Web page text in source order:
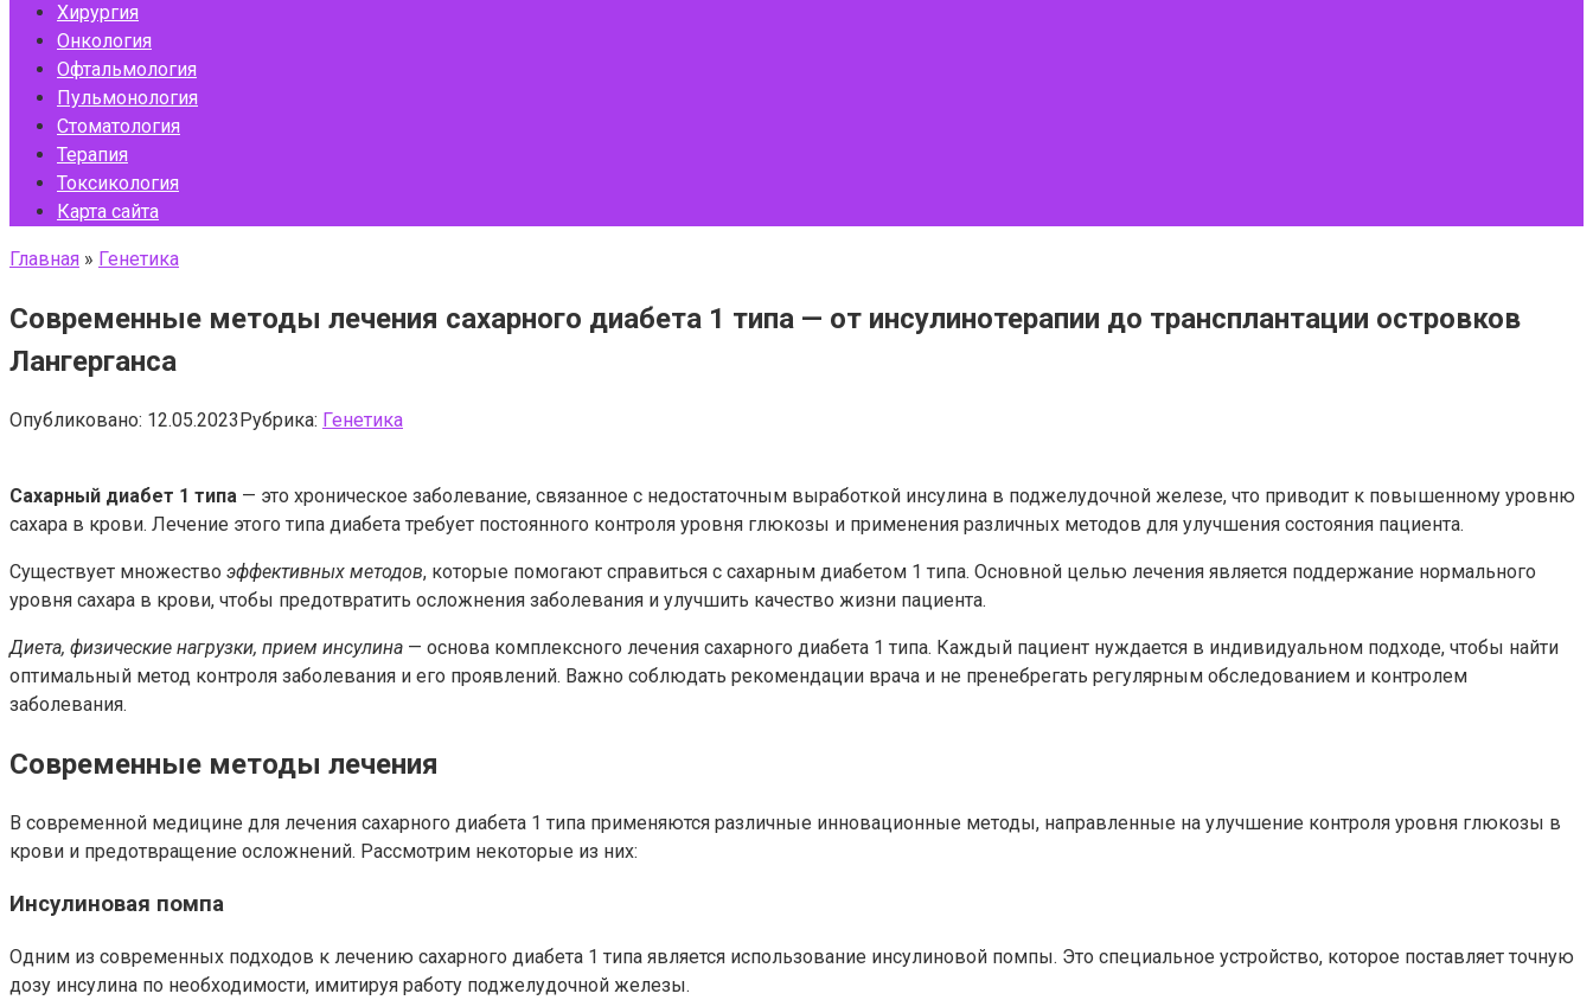
Хирургия
Онкология
Офтальмология
Пульмонология
Стоматология
Терапия
Токсикология
Карта сайта
Главная » Генетика
Современные методы лечения сахарного диабета 1 типа — от инсулинотерапии до трансплантации островков
Лангерганса
Опубликовано: 12.05.2023Рубрика: Генетика
Сахарный диабет 1 типа — это хроническое заболевание, связанное с недостаточным выработкой инсулина в поджелудочной железе, что приводит к повышенному уровню
сахара в крови. Лечение этого типа диабета требует постоянного контроля уровня глюкозы и применения различных методов для улучшения состояния пациента.
Существует множество эффективных методов, которые помогают справиться с сахарным диабетом 1 типа. Основной целью лечения является поддержание нормального
уровня сахара в крови, чтобы предотвратить осложнения заболевания и улучшить качество жизни пациента.
Диета, физические нагрузки, прием инсулина — основа комплексного лечения сахарного диабета 1 типа. Каждый пациент нуждается в индивидуальном подходе, чтобы найти
оптимальный метод контроля заболевания и его проявлений. Важно соблюдать рекомендации врача и не пренебрегать регулярным обследованием и контролем
заболевания.
Современные методы лечения
В современной медицине для лечения сахарного диабета 1 типа применяются различные инновационные методы, направленные на улучшение контроля уровня глюкозы в
крови и предотвращение осложнений. Рассмотрим некоторые из них:
Инсулиновая помпа
Одним из современных подходов к лечению сахарного диабета 1 типа является использование инсулиновой помпы. Это специальное устройство, которое поставляет точную
дозу инсулина по необходимости, имитируя работу поджелудочной железы.